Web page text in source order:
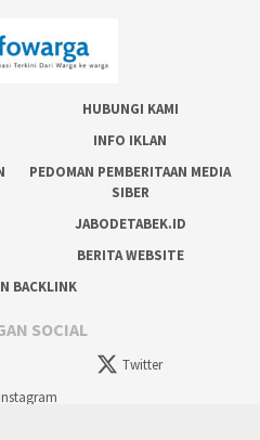
HUBUNGI KAMI
INFO IKLAN
PEDOMAN PEMBERITAAN MEDIA
SIBER
JABODETABEK.ID
BERITA WEBSITE
BACKLINK
SOCIAL
Twitter
Instagram